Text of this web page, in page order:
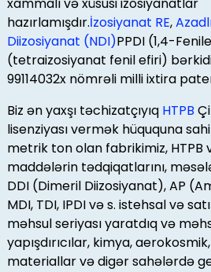
xammalı və xüsusi izosiyanatlar
hazırlamışdır.İzosiyanat RE,
Diizosiyanat (NDI)PPDI (1,4-
(tetraizosiyanat fenil efiri)
99114032x nömrəli milli ixtira
Biz ən yaxşı təchizatçıyıq HTPB
lisenziyası vermək hüququna
metrik ton olan fabrikimiz, HTPB
maddələrin tədqiqatlarını,
DDI (Dimeril Diizosiyanat), AP
MDI, TDI, IPDI və s. istehsal və
məhsul seriyası yaratdıq və
yapışdırıcılar, kimya,
materiallar və digər sahələrdə